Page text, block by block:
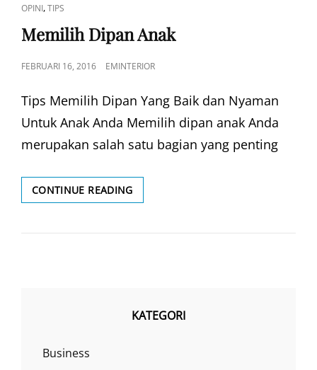
CAT
LINKS
OPINI,TIPS
Memilih Dipan Anak
POSTED
FEBRUARI 16, 2016 EMINTERIOR
Tips Memilih Dipan Yang Baik dan Nyaman
Untuk Anak Anda Memilih dipan anak Anda
merupakan salah satu bagian yang penting
CONTINUE READINGMEMILIH
DIPAN
KATEGORI
Business